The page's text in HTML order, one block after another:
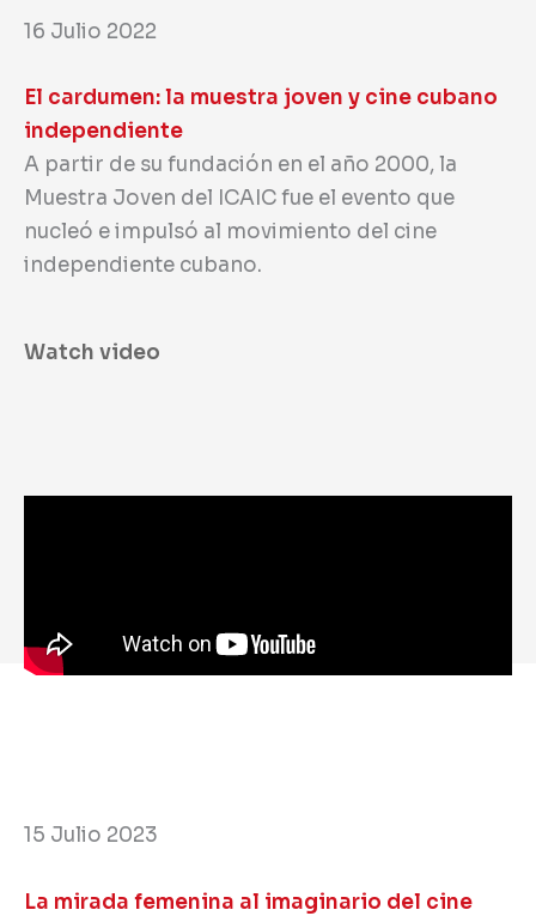
16 Julio 2022
El cardumen: la muestra joven y cine cubano
independiente
A partir de su fundación en el año 2000, la
Muestra Joven del ICAIC fue el evento que
nucleó e impulsó al movimiento del cine
independiente cubano.
Watch video
15 Julio 2023
La mirada femenina al imaginario del cine